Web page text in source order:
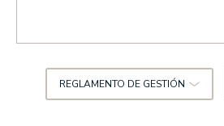
REGLAMENTO DE GESTIÓN